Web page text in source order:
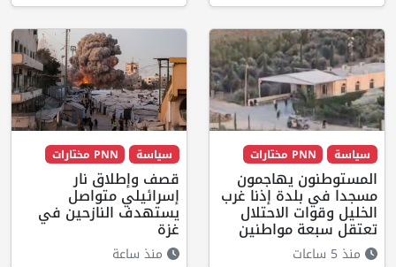
سياسة PNN مختارات
المستوطنون يهاجمون
مسجدا في بلدة إذنا غرب
الخليل وقوات الاحتلال
تعتقل سبعة مواطنين
منذ 5 ساعات
سياسة PNN مختارات
قصف وإطلاق نار
إسرائيلي متواصل
يستهدف النازحين في
غزة
منذ ساعة